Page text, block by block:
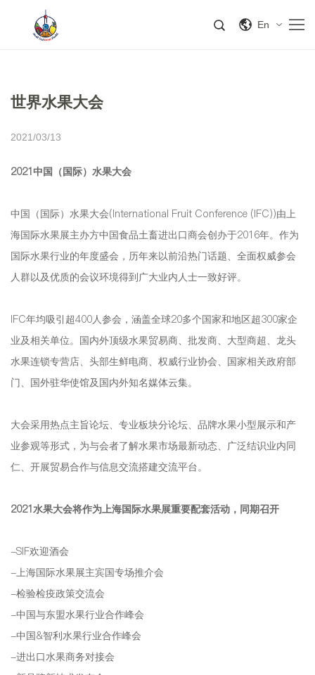
En
世界水果大会
2021/03/13
2021中国（国际）水果大会
中国（国际）水果大会(International Fruit Conference (IFC))由上
海国际水果展主办方中国食品土畜进出口商会创办于2016年。作为
国际水果行业的年度盛会，历年来以前沿热门话题、全面权威参会
人群以及优质的会议环境得到广大业内人士一致好评。
IFC年均吸引超400人参会，涵盖全球20多个国家和地区超300家企
业及相关单位。国内外顶级水果贸易商、批发商、大型商超、龙头
水果连锁专营店、头部生鲜电商、权威行业协会、国家相关政府部
门、国外驻华使馆及国内外知名媒体云集。
大会采用热点主旨论坛、专业板块分论坛、品牌水果小型展示和产
业参观等形式，为与会者了解水果市场最新动态、广泛结识业内同
仁、开展贸易合作与信息交流搭建交流平台。
2021水果大会将作为上海国际水果展重要配套活动，同期召开
-SIF欢迎酒会
-上海国际水果展主宾国专场推介会
-检验检疫政策交流会
-中国与东盟水果行业合作峰会
-中国&智利水果行业合作峰会
-进出口水果商务对接会